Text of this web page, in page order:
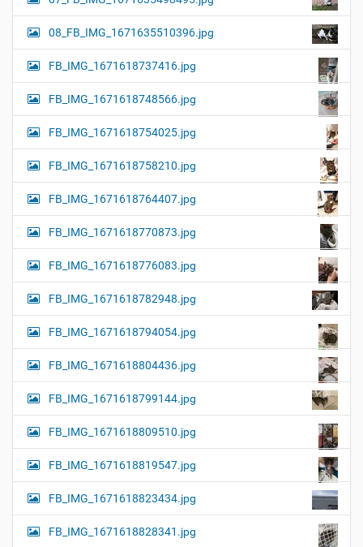
08_FB_IMG_1671635510396.jpg
FB_IMG_1671618737416.jpg
FB_IMG_1671618748566.jpg
FB_IMG_1671618754025.jpg
FB_IMG_1671618758210.jpg
FB_IMG_1671618764407.jpg
FB_IMG_1671618770873.jpg
FB_IMG_1671618776083.jpg
FB_IMG_1671618782948.jpg
FB_IMG_1671618794054.jpg
FB_IMG_1671618804436.jpg
FB_IMG_1671618799144.jpg
FB_IMG_1671618809510.jpg
FB_IMG_1671618819547.jpg
FB_IMG_1671618823434.jpg
FB_IMG_1671618828341.jpg